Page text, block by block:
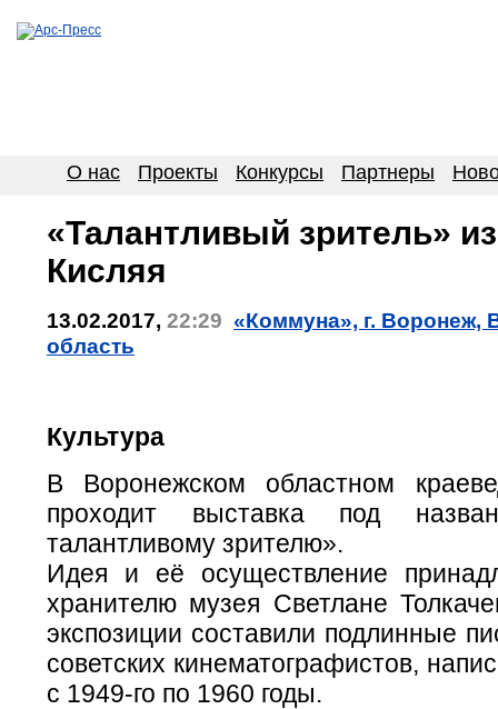
О нас Проекты Конкурсы Партнеры
«Талантливый зритель»
Кисляя
13.02.2017, 22:29 «Коммуна», г. Воронеж,
область
Культура
В Воронежском областном
проходит выставка под
талантливому зрителю».
Идея и её осуществление
хранителю музея Светлане
экспозиции составили подлинные
советских кинематографистов,
с 1949-го по 1960 годы.